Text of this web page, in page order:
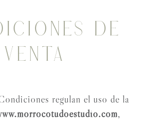
DE
VENTA
regulan el uso de la
,